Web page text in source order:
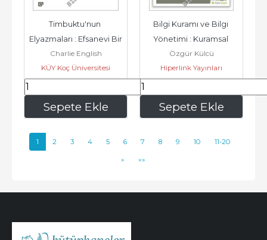
Sepete Ekle
Timbuktu'nun
Elyazmaları : Efsanevi Bir
Şehrin Geçmişini
Kurtarma...
Charlie English
KÜY Koç Üniversitesi
Yayınları
165,00 Sepete Ekle
Bilgi Kuramı ve Bilgi
Yönetimi : Kuramsal
Bilginin Oluşumu ve
Toplumsal...
Özgür Külcü
Hiperlink Yayınları
232,50
1 2 3 4 5 6 7 8 9 10 11-20
» »»